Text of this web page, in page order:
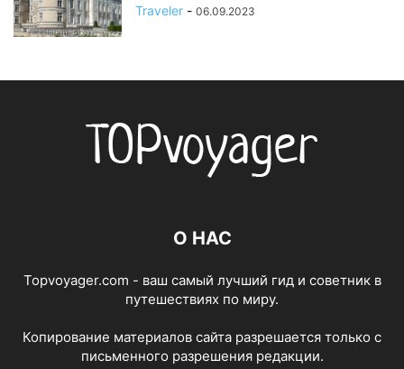
Traveler - 06.09.2023
О НАС
Topvoyager.com - ваш самый лучший гид и советник в
путешествиях по миру.
Копирование материалов сайта разрешается только с
письменного разрешения редакции.